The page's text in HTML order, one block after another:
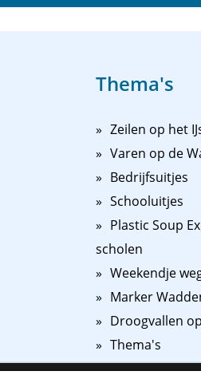
Thema's
Zeilen op het
Varen op de
Bedrijfsuitjes
Schooluitjes
Plastic Soup
scholen
Weekendje
Marker
Droogvallen
Thema's